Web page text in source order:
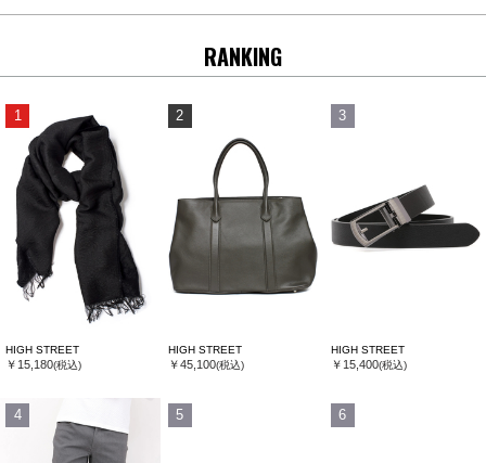
RANKING
1
HIGH STREET
￥15,180(税込)
2
HIGH STREET
￥45,100(税込)
3
HIGH STREET
￥15,400(税込)
4 5 6